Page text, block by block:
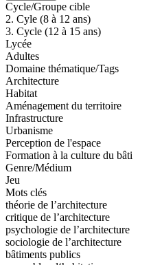
Cycle/Groupe cible
2. Cyle (8 à 12 ans)
3. Cycle (12 à 15 ans)
Lycée
Adultes
Domaine thématique/Tags
Architecture
Habitat
Aménagement du territoire
Infrastructure
Urbanisme
Perception de l'espace
Formation à la culture du bâti
Genre/Médium
Jeu
Mots clés
théorie de l’architecture
critique de l’architecture
psychologie de l’architecture
sociologie de l’architecture
bâtiments publics